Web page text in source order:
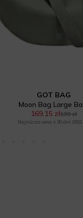
GOT BAG
Moon Bag Large
169,15 zł199 zł
Najniższa cena z 30 dni: